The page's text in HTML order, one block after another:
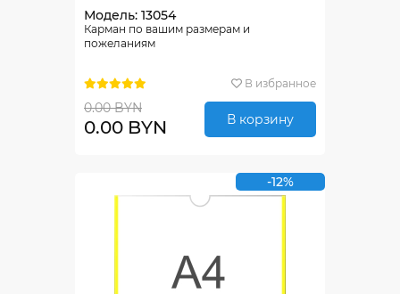
Модель: 13054
Карман по вашим размерам и
пожеланиям
В избранное
0.00 BYN
0.00 BYN В корзину
-12%